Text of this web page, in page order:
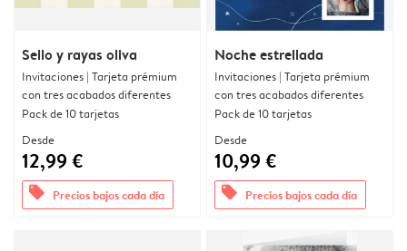
Sello y rayas oliva
Invitaciones | Tarjeta prémium
con tres acabados diferentes
Pack de 10 tarjetas
Desde
12,99 €
offers Precios bajos cada día
Noche estrellada
Invitaciones | Tarjeta prémium
con tres acabados diferentes
Pack de 10 tarjetas
Desde
10,99 €
offers Precios bajos cada día